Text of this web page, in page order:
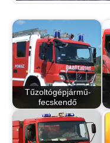
Tűzoltógépjármű-
fecskendő